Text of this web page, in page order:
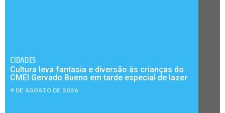
CIDADES
Cultura leva fantasia e diversão às crianças do
CMEI Gervado Bueno em tarde especial de lazer
9 DE AGOSTO DE 2026